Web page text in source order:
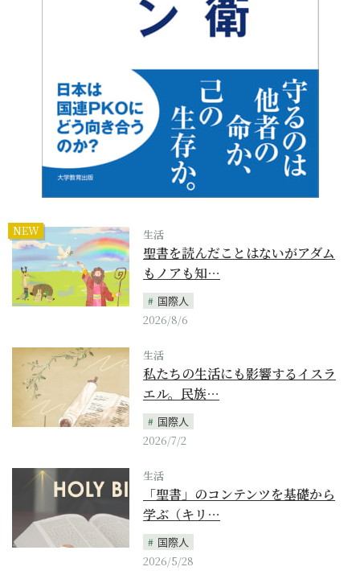
NEW 生活
聖書を読んだことはないがアダム
もノアも知…
国際人
2026/8/6
生活
私たちの生活にも影響するイスラ
エル。民族…
国際人
2026/7/2
生活
「聖書」のコンテンツを基礎から
学ぶ（キリ…
国際人
2026/5/28